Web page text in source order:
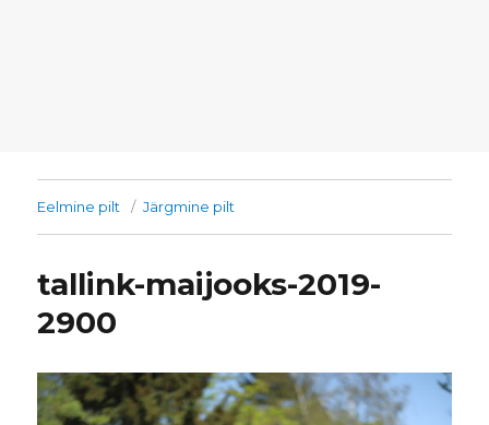
Eelmine pilt Järgmine pilt
tallink-maijooks-2019-
2900